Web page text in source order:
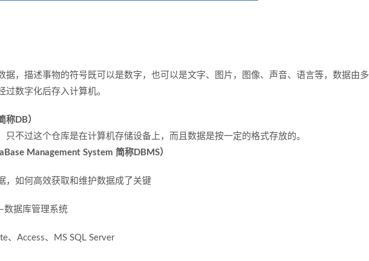
据，描述事物的符号既可以是数字，也可以是文字、图片，图像、声音、语言等，数据由多
过数字化后存入计算机。
称DB）
只不过这个仓库是在计算机存储设备上，而且数据是按一定的格式存放的。
Management System 简称DBMS）
，如何高效获取和维护数据成了关键
数据库管理系统
、Access、MS SQL Server